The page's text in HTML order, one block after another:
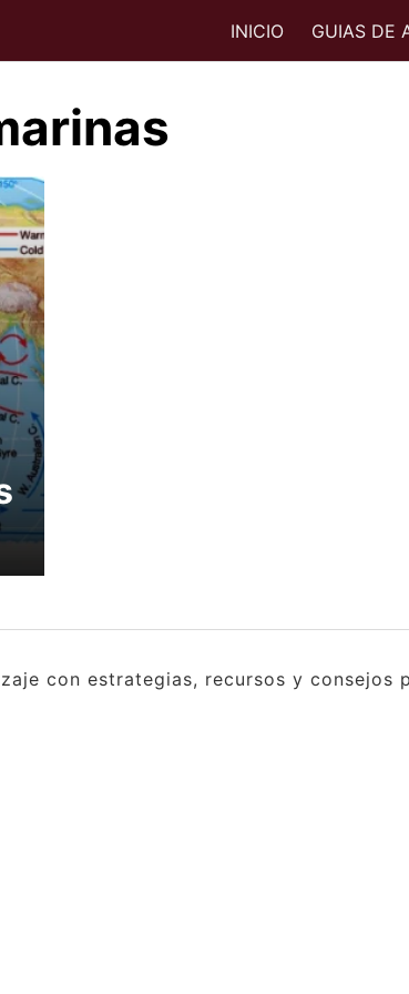
INICIO GUIAS DE
con estrategias, recursos y